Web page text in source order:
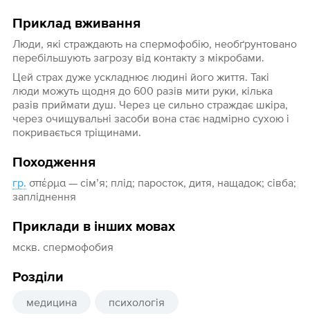
Приклад вживання
Люди, які страждають на спермофобію, необґрунтовано
перебільшують загрозу від контакту з мікробами.
Цей страх дуже ускладнює людині його життя. Такі
люди можуть щодня до 600 разів мити руки, кілька
разів приймати душ. Через це сильно страждає шкіра,
через очищувальні засоби вона стає надмірно сухою і
покривається тріщинами.
Походження
гр. σπέρμα — сім’я; плід; паросток, дитя, нащадок; сівба;
запліднення
Приклади в інших мовах
мскв. спермофобия
Розділи
медицина психологія